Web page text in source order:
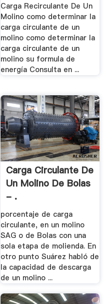
Carga Recirculante De Un
Molino como determinar la
carga circulante de un
molino como determinar la
carga circulante de un
molino su formula de
energía Consulta en ...
Carga Circulante De
Un Molino De Bolas
- .
porcentaje de carga
circulante, en un molino
SAG o de Bolas con una
sola etapa de molienda. En
otro punto Suárez habló de
la capacidad de descarga
de un molino ...